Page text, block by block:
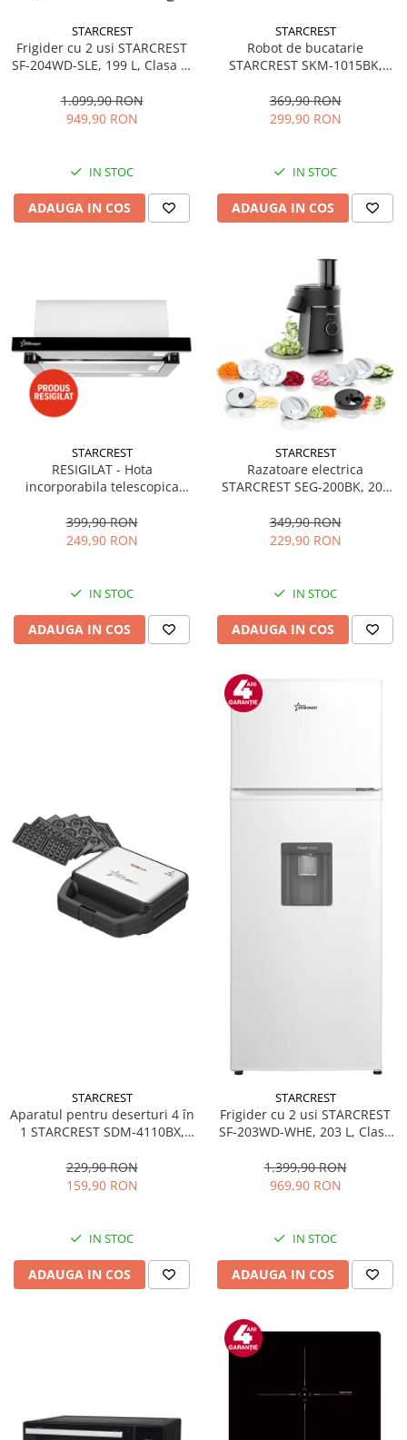
STARCREST
Frigider cu 2 usi STARCREST
SF-204WD-SLE, 199 L, Clasa E,
Termostat Ajustabil, Usi
reversibile, H 143 cm, Argintiu
1.099,90 RON
949,90 RON
IN STOC
ADAUGA IN COS
STARCREST
Robot de bucatarie
STARCREST SKM-1015BK,
Accesorii, 10 Viteze + Pulse,
Negru
369,90 RON
299,90 RON
IN STOC
ADAUGA IN COS
STARCREST
RESIGILAT - Hota
incorporabila telescopica
Putere de absorbtie 550 m3/h,
1 Motor, 2 Trepte putere, 60
399,90 RON
249,90 RON
IN STOC
ADAUGA IN COS
STARCREST
Razatoare electrica
STARCREST SEG-200BK, 200
349,90 RON
229,90 RON
IN STOC
ADAUGA IN COS
STARCREST
Aparatul pentru deserturi 4 în
1 STARCREST SDM-4110BX,
invelis ceramic pentru vafe,
nuci, gogosi si smile
229,90 RON
159,90 RON
IN STOC
ADAUGA IN COS
STARCREST
Frigider cu 2 usi STARCREST
SF-203WD-WHE, 203 L, Clasa
Termostat Ajustabil, Usi
reversibile, H 145 cm, Alb
1.399,90 RON
969,90 RON
IN STOC
ADAUGA IN COS